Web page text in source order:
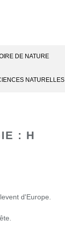
DE NATURE
NATURELLES
: H
d'Europe.